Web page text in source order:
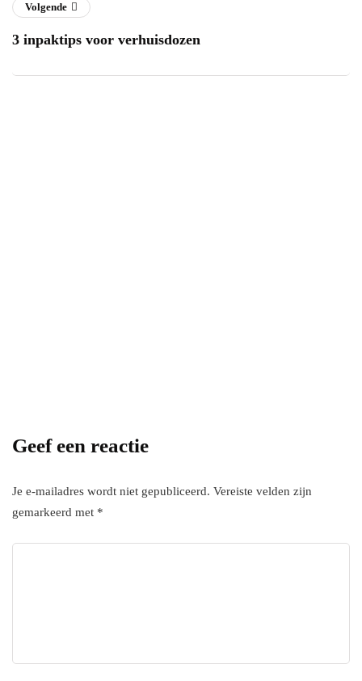
Volgende
3 inpaktips voor verhuisdozen
Geef een reactie
Je e-mailadres wordt niet gepubliceerd. Vereiste velden zijn
gemarkeerd met *